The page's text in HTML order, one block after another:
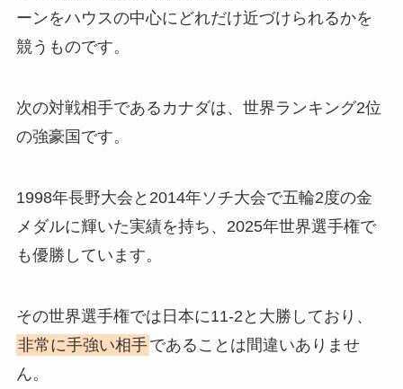
ーンをハウスの中心にどれだけ近づけられるかを
競うものです。
次の対戦相手であるカナダは、世界ランキング2位
の強豪国です。
1998年長野大会と2014年ソチ大会で五輪2度の金
メダルに輝いた実績を持ち、2025年世界選手権で
も優勝しています。
その世界選手権では日本に11-2と大勝しており、
非常に手強い相手であることは間違いありませ
ん。